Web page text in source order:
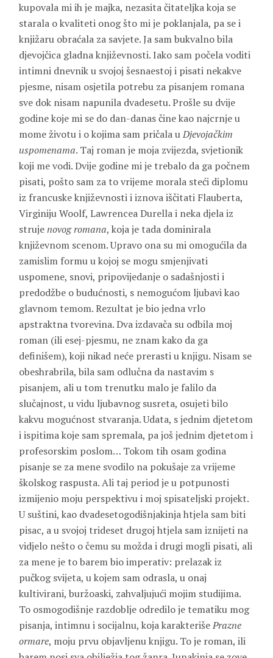
kupovala mi ih je majka, nezasita čitateljka koja se
starala o kvaliteti onog što mi je poklanjala, pa se i
knjižaru obraćala za savjete. Ja sam bukvalno bila
djevojčica gladna književnosti. Iako sam počela voditi
intimni dnevnik u svojoj šesnaestoj i pisati nekakve
pjesme, nisam osjetila potrebu za pisanjem romana
sve dok nisam napunila dvadesetu. Prošle su dvije
godine koje mi se do dan-danas čine kao najcrnje u
mome životu i o kojima sam pričala uDjevojačkim
uspomenama. Taj roman je moja zvijezda, svjetionik
koji me vodi. Dvije godine mi je trebalo da ga počnem
pisati, pošto sam za to vrijeme morala steći diplomu
iz francuske književnosti i iznova iščitati Flauberta,
Virginiju Woolf, Lawrencea Durella i neka djela iz
strujenovog romana, koja je tada dominirala
književnom scenom. Upravo ona su mi omogućila da
zamislim formu u kojoj se mogu smjenjivati
uspomene, snovi, pripovijedanje o sadašnjosti i
predodžbe o budućnosti, s nemogućom ljubavi kao
glavnom temom. Rezultat je bio jedna vrlo
apstraktna tvorevina. Dva izdavača su odbila moj
roman (ili esej-pjesmu, ne znam kako da ga
definišem), koji nikad neće prerasti u knjigu. Nisam se
obeshrabrila, bila sam odlučna da nastavim s
pisanjem, ali u tom trenutku malo je falilo da
slučajnost, u vidu ljubavnog susreta, osujeti bilo
kakvu mogućnost stvaranja. Udata, s jednim djetetom
i ispitima koje sam spremala, pa još jednim djetetom i
profesorskim poslom… Tokom tih osam godina
pisanje se za mene svodilo na pokušaje za vrijeme
školskog raspusta. Ali taj period je u potpunosti
izmijenio moju perspektivu i moj spisateljski projekt.
U suštini, kao dvadesetogodišnjakinja htjela sam biti
pisac, a u svojoj trideset drugoj htjela sam iznijeti na
vidjelo nešto o čemu su možda i drugi mogli pisati, ali
za mene je to barem bio imperativ: prelazak iz
pučkog svijeta, u kojem sam odrasla, u onaj
kultivirani, buržoaski, zahvaljujući mojim studijima.
To osmogodišnje razdoblje odredilo je tematiku mog
pisanja, intimnu i socijalnu, koja karakterišePrazne
ormare, moju prvu objavljenu knjigu. To je roman, ili